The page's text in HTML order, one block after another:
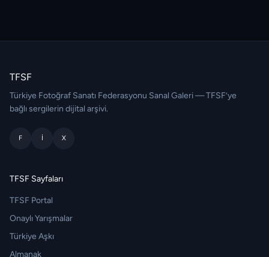
TFSF
Türkiye Fotoğraf Sanatı Federasyonu Sanal Galeri — TFSF’ye
bağlı sergilerin dijital arşivi.
F I X
TFSF Sayfaları
TFSF Portal
Onaylı Yarışmalar
Türkiye Aşkı
Almanak